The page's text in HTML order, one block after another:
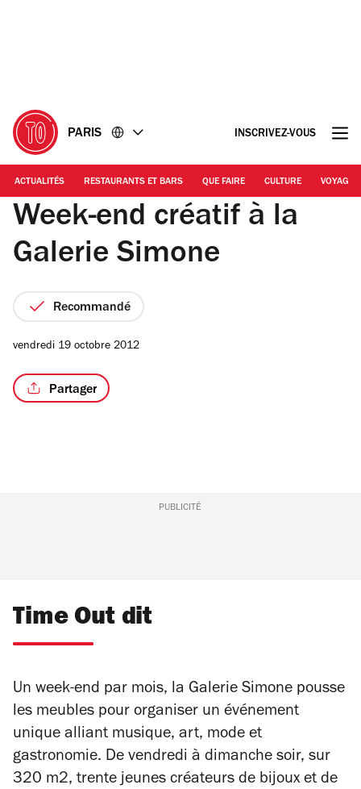
PARIS INSCRIVEZ-VOUS
ACTUALITÉS RESTAURANTS ET BARS QUE FAIRE CULTURE VOYAGE
Week-end créatif à la
Galerie Simone
Recommandé
vendredi 19 octobre 2012
Partager
PUBLICITÉ
Time Out dit
Un week-end par mois, la Galerie Simone pousse
les meubles pour organiser un événement
unique alliant musique, art, mode et
gastronomie. De vendredi à dimanche soir, sur
320 m2, trente jeunes créateurs de bijoux et de